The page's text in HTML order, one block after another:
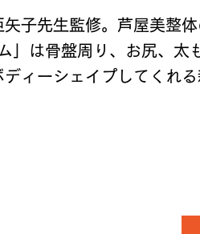
子先生監修。芦屋美整
」は骨盤周り、お尻、太
ィーシェイプしてくれ